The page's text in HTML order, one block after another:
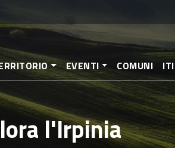
al
contenuto
EVENTI COMUNI
l'Irpinia